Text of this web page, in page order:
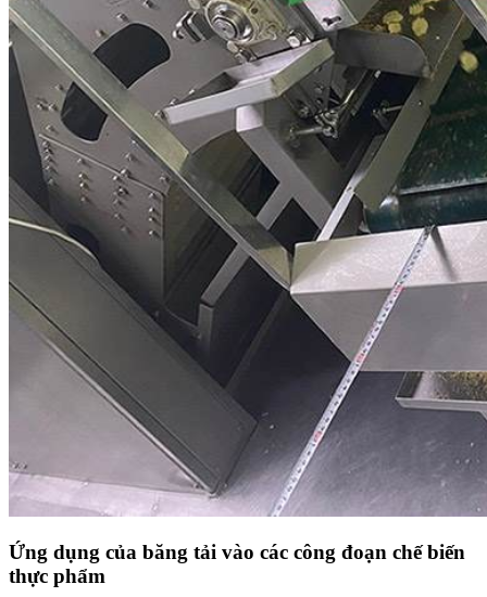
Ứng dụng của băng tải vào các công đoạn chế biến
thực phẩm